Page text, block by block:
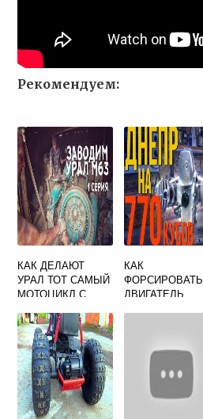
Рекомендуем:
КАК ДЕЛАЮТ
УРАЛ ТОТ САМЫЙ
МОТОЦИКЛ С
КАК
ФОРСИРОВАТЬ
ДВИГАТЕЛЬ